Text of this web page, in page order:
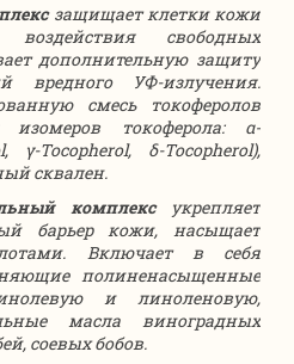
защищает клетки кожи
воздействия свободных
дополнительную защиту
вредного УФ-излучения.
смесь токоферолов
изомеров токоферола: α-
γ-Tocopherol, δ-Tocopherol),
сквален.
комплексукрепляет
барьер кожи, насыщает
Включает в себя
полиненасыщенные
и линоленовую,
масла виноградных
соевых бобов.